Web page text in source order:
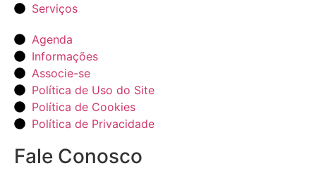
Serviços
Agenda
Informações
Associe-se
Política de Uso do Site
Política de Cookies
Política de Privacidade
Fale Conosco